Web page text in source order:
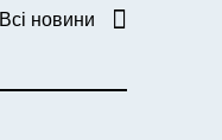
Всі новини